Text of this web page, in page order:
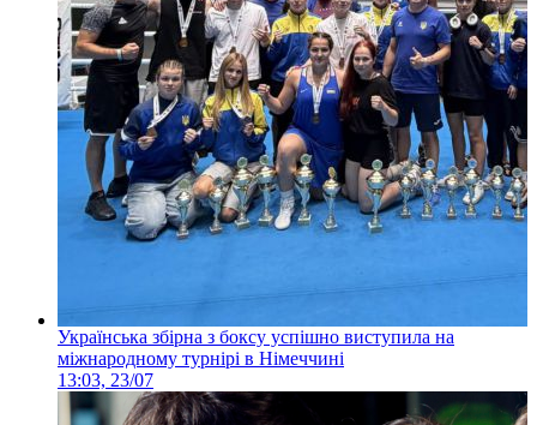
Українська збірна з боксу успішно виступила на
міжнародному турнірі в Німеччині
13:03, 23/07